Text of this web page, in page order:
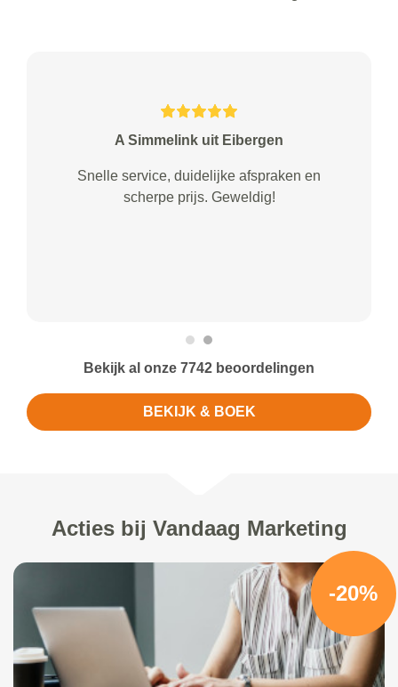
A Simmelink uit Eibergen
Snelle service, duidelijke afspraken en
scherpe prijs. Geweldig!
Bekijk al onze 7742 beoordelingen
BEKIJK & BOEK
Acties bij Vandaag Marketing
-20%